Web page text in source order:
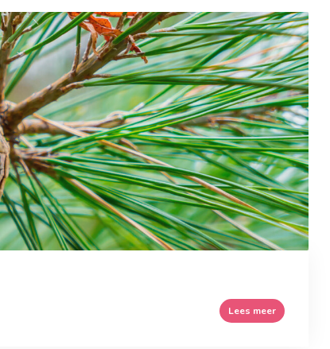
Lees meer